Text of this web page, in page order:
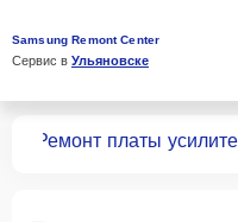
Samsung Remont Center
Сервис в Ульяновске
Ремонт платы